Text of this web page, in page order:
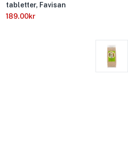
tabletter, Favisan
189.00kr